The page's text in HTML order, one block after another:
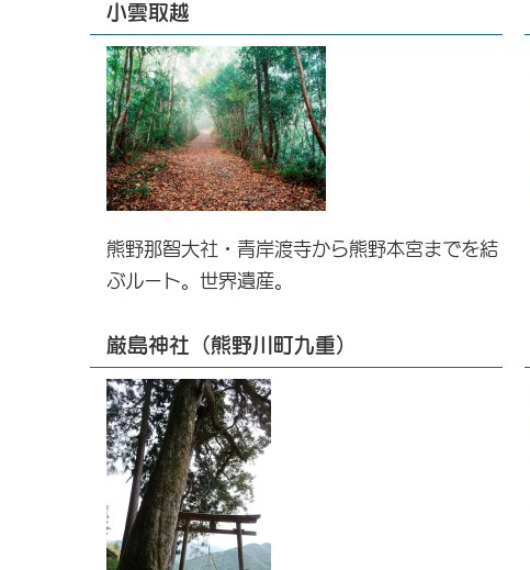
小雲取越
熊野那智大社・青岸渡寺から熊野本宮までを結
ぶルート。世界遺産。
厳島神社（熊野川町九重）